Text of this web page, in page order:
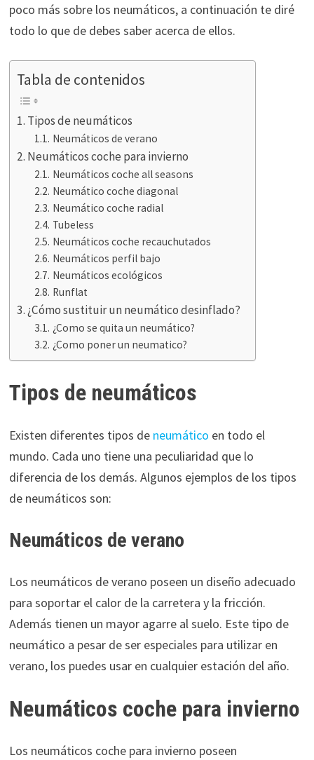
poco más sobre los neumáticos, a continuación te diré
todo lo que de debes saber acerca de ellos.
Tabla de contenidos
Tipos de neumáticos
Neumáticos de verano
Neumáticos coche para invierno
Neumáticos coche all seasons
Neumático coche diagonal
Neumático coche radial
Tubeless
Neumáticos coche recauchutados
Neumáticos perfil bajo
Neumáticos ecológicos
Runflat
¿Cómo sustituir un neumático desinflado?
¿Como se quita un neumático?
¿Como poner un neumatico?
Tipos de neumáticos
Existen diferentes tipos de neumático en todo el
mundo. Cada uno tiene una peculiaridad que lo
diferencia de los demás. Algunos ejemplos de los tipos
de neumáticos son:
Neumáticos de verano
Los neumáticos de verano poseen un diseño adecuado
para soportar el calor de la carretera y la fricción.
Además tienen un mayor agarre al suelo. Este tipo de
neumático a pesar de ser especiales para utilizar en
verano, los puedes usar en cualquier estación del año.
Neumáticos coche para invierno
Los neumáticos coche para invierno poseen